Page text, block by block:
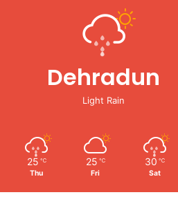
Dehradun
Light Rain
25 ℃
Thu
25 ℃
Fri
30 ℃
Sat